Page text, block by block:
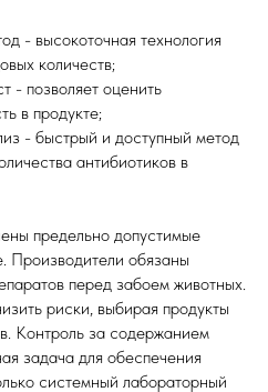
- высокоточная технология
количеств;
- позволяет оценить
в продукте;
- быстрый и доступный метод
антибиотиков в
предельно допустимые
Производители обязаны
перед забоем животных.
риски, выбирая продукты
Контроль за содержанием
задача для обеспечения
системный лабораторный